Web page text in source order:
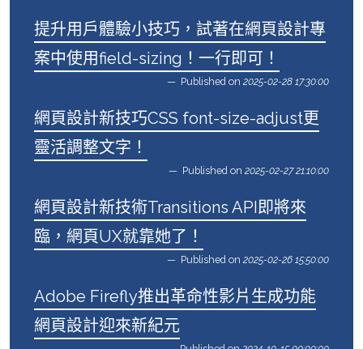
提升用戶體驗小技巧，試著在網頁設計專
案中使用field-sizing！一行即可！
Published on 2025-02-28 17:30:00
網頁設計新技巧CSS font-size-adjust更
靈活調整文字！
Published on 2025-02-27 21:10:00
網頁設計新技術Transitions API即將來
臨，網頁UX就靠她了！
Published on 2025-02-26 15:50:00
Adobe Firefly推出革命性影片生成功能
網頁設計迎來新紀元